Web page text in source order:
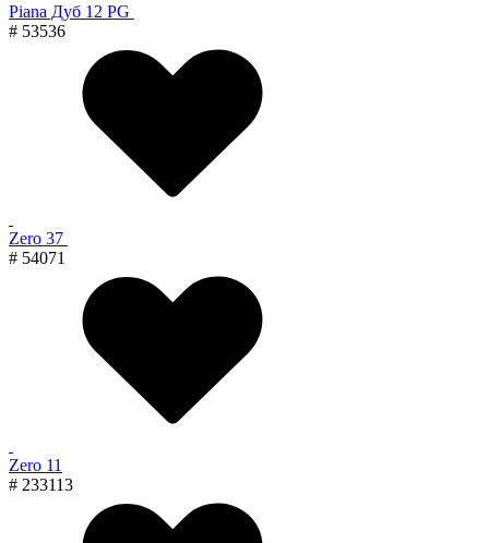
Piana Дуб 12 PG
# 53536
Zero 37
# 54071
Zero 11
# 233113